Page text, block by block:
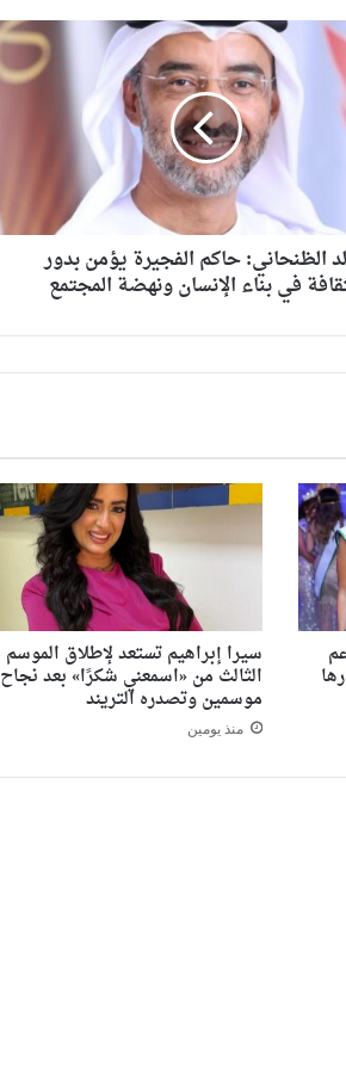
الظنحاني: حاكم الفجيرة يؤمن بدور
في بناء الإنسان ونهضة المجتمع
سيرا إبراهيم تستعد لإطلاق الموسم
الثالث من «اسمعني شكرًا» بعد نجاح
موسمين وتصدره التريند
منذ يومين